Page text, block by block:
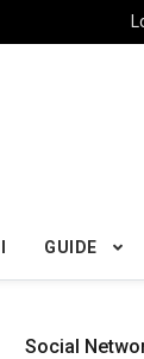
GUIDE
Social